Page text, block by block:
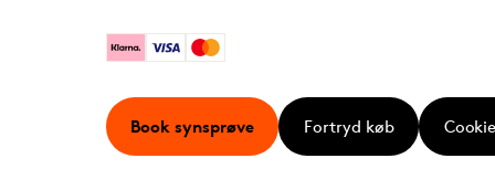
KlarnaVisa Mastercard
Book synsprøve Fortryd køb